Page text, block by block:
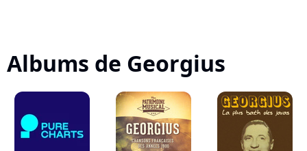
Albums de Georgius